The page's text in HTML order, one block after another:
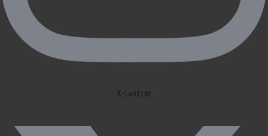
X-twitter